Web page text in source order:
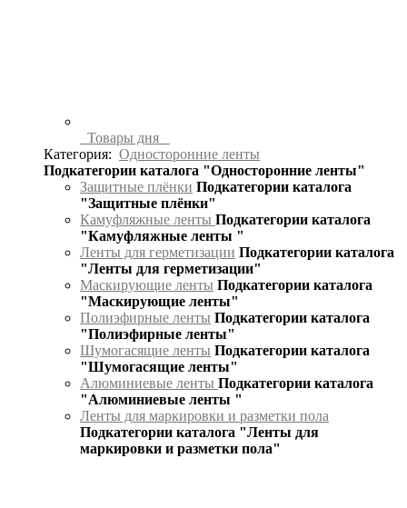
Товары дня
Категория: Односторонние ленты
Подкатегории каталога "Односторонние ленты"
Защитные плёнки Подкатегории каталога
"Защитные плёнки"
Камуфляжные ленты Подкатегории каталога
"Камуфляжные ленты "
Ленты для герметизации Подкатегории каталога
"Ленты для герметизации"
Маскирующие ленты Подкатегории каталога
"Маскирующие ленты"
Полиэфирные ленты Подкатегории каталога
"Полиэфирные ленты"
Шумогасящие ленты Подкатегории каталога
"Шумогасящие ленты"
Алюминиевые ленты Подкатегории каталога
"Алюминиевые ленты "
Ленты для маркировки и разметки пола
Подкатегории каталога "Ленты для
маркировки и разметки пола"